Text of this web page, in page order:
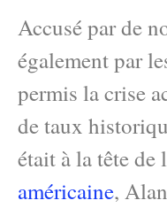
Accusé par de
également par
permis la crise
de taux
était à la tête de
américaine,